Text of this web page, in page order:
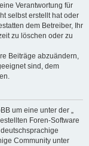
Verantwortung für
selbst erstellt hat oder
dem Betreiber, Ihr
zu löschen oder zu
Beiträge abzuändern,
sind, dem
um eine unter der „
Foren-Software
Community unter